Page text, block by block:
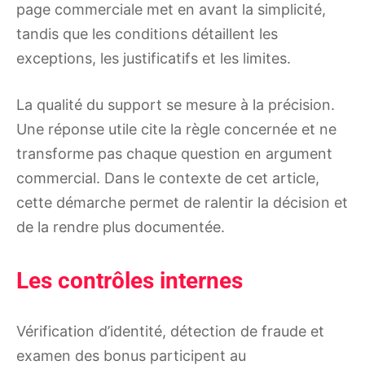
page commerciale met en avant la simplicité,
tandis que les conditions détaillent les
exceptions, les justificatifs et les limites.
La qualité du support se mesure à la précision.
Une réponse utile cite la règle concernée et ne
transforme pas chaque question en argument
commercial. Dans le contexte de cet article,
cette démarche permet de ralentir la décision et
de la rendre plus documentée.
Les contrôles internes
Vérification d’identité, détection de fraude et
examen des bonus participent au